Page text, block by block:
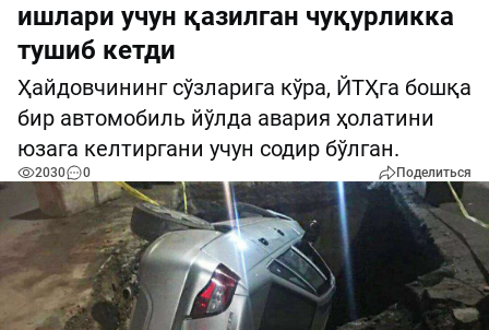
ишлари учун қазилган чуқурликка
тушиб кетди
Ҳайдовчининг сўзларига кўра, ЙТҲга бошқа
бир автомобиль йўлда авария ҳолатини
юзага келтиргани учун содир бўлган.
2030 0 Поделиться